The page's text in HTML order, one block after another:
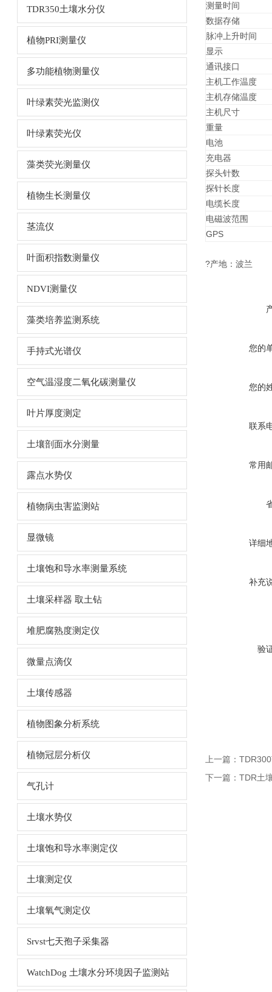
TDR350土壤水分仪
植物PRI测量仪
多功能植物测量仪
叶绿素荧光监测仪
叶绿素荧光仪
藻类荧光测量仪
植物生长测量仪
茎流仪
叶面积指数测量仪
NDVI测量仪
藻类培养监测系统
手持式光谱仪
空气温湿度二氧化碳测量仪
叶片厚度测定
土壤剖面水分测量
露点水势仪
植物病虫害监测站
显微镜
土壤饱和导水率测量系统
土壤采样器 取土钻
堆肥腐熟度测定仪
微量点滴仪
土壤传感器
植物图象分析系统
植物冠层分析仪
气孔计
土壤水势仪
土壤饱和导水率测定仪
土壤测定仪
土壤氧气测定仪
Srvst七天孢子采集器
WatchDog 土壤水分环境因子监测站
测量时间
数据存储
脉冲上升时间
显示
通讯接口
主机工作温度
主机存储温度
主机尺寸
重量
电池
充电器
探头针数
探针长度
电缆长度
电磁波范围
GPS
?产地：波兰
您的
您的
联系
常用
详细
补充
验
上一篇：
下一篇： TDR土